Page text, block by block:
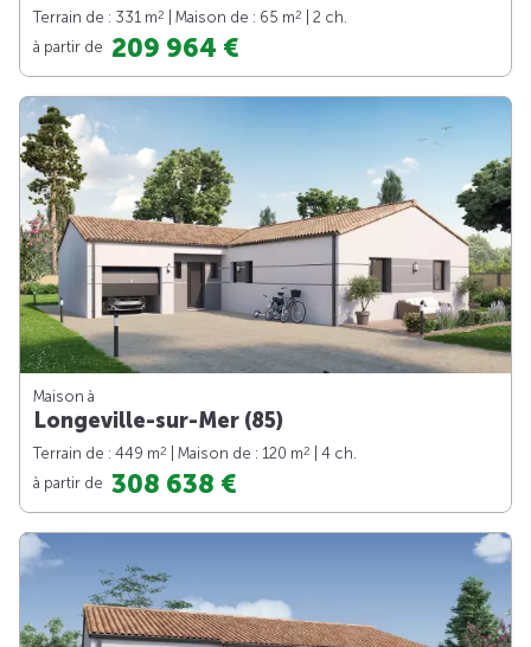
Terrain de : 331 m2 | Maison de : 65 m2
| 2 ch.
à partir de 209 964 €
Maison à
Longeville-sur-Mer (85)
Terrain de : 449 m2 | Maison de : 120 m2
| 4 ch.
à partir de 308 638 €